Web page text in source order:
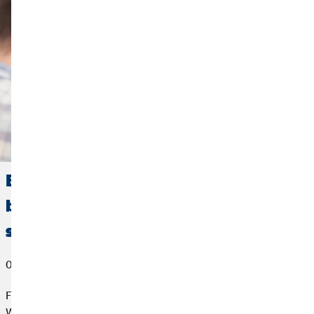
ETFs – Was es mit den
börsengehandelten Indexfonds auf
sich hat
04. April 2019
Fast jeder hat schon einmal von ETFs gehört, nur die